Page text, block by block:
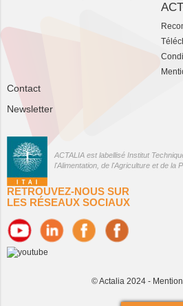
Contact
Newsletter
ACTALIA est labellisé Institut
l'Alimentation, de l'Agriculture et de la
RETROUVEZ-NOUS SUR
LES RÉSEAUX SOCIAUX
© Actalia 2024 -